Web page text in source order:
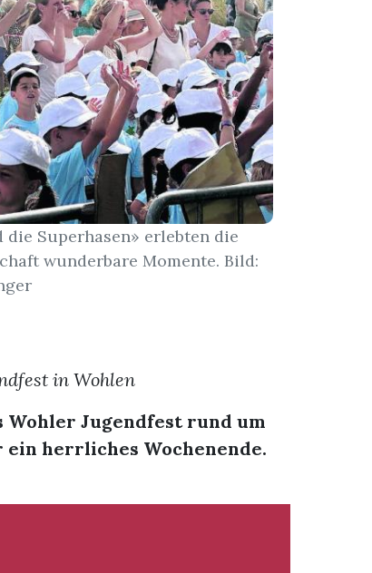
Superhasen» erlebten die
wunderbare Momente. Bild:
in Wohlen
Wohler Jugendfest rund um
herrliches Wochenende.